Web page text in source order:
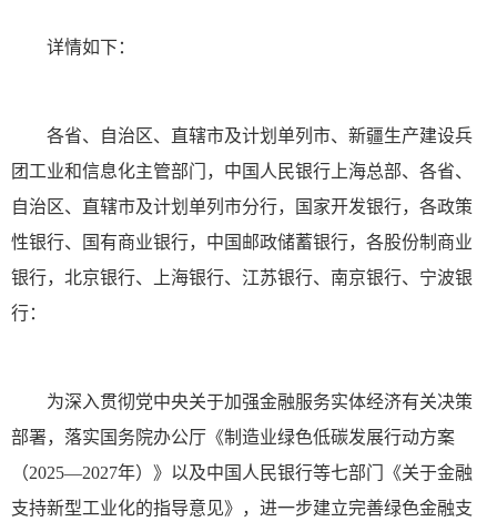
详情如下：
各省、自治区、直辖市及计划单列市、新疆生产建设兵
团工业和信息化主管部门，中国人民银行上海总部、各省、
自治区、直辖市及计划单列市分行，国家开发银行，各政策
性银行、国有商业银行，中国邮政储蓄银行，各股份制商业
银行，北京银行、上海银行、江苏银行、南京银行、宁波银
行：
为深入贯彻党中央关于加强金融服务实体经济有关决策
部署，落实国务院办公厅《制造业绿色低碳发展行动方案
（2025—2027年）》以及中国人民银行等七部门《关于金融
支持新型工业化的指导意见》，进一步建立完善绿色金融支